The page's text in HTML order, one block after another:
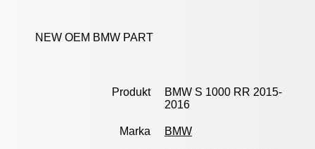
NEW OEM BMW PART
Produkt
BMW S 1000 RR 2015-
2016
Marka BMW